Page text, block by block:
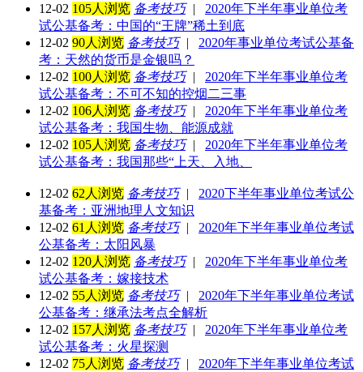
12-02 105人浏览 备考技巧|
2020年下半年事业单位考
试公基备考：中国的“王牌”稀土到底
12-02 90人浏览 备考技巧|
2020年事业单位考试公基备
考：天然的货币是金银吗？
12-02 100人浏览 备考技巧|
2020年下半年事业单位考
试公基备考：不可不知的控烟二三事
12-02 106人浏览 备考技巧|
2020年下半年事业单位考
试公基备考：我国生物、能源成就
12-02 105人浏览 备考技巧|
2020年下半年事业单位考
试公基备考：我国那些“上天、入地、
12-02 62人浏览 备考技巧|
2020下半年事业单位考试公
基备考：亚洲地理人文知识
12-02 61人浏览 备考技巧|
2020年下半年事业单位考试
公基备考：太阳风暴
12-02 120人浏览 备考技巧|
2020年下半年事业单位考
试公基备考：嫁接技术
12-02 55人浏览 备考技巧|
2020年下半年事业单位考试
公基备考：继承法考点全解析
12-02 157人浏览 备考技巧|
2020年下半年事业单位考
试公基备考：火星探测
12-02 75人浏览 备考技巧|
2020年下半年事业单位考试